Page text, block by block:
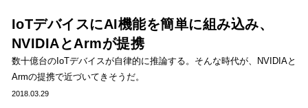
IoTデバイスにAI機能を簡単に組み込み、
NVIDIAとArmが提携
数十億台のIoTデバイスが自律的に推論する。そんな時代が、NVIDIAと
Armの提携で近づいてきそうだ。
2018.03.29